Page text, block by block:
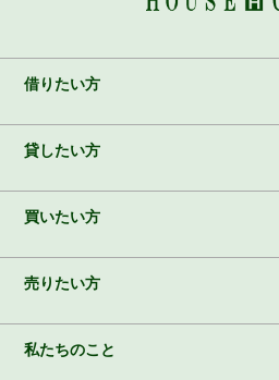
借りたい方
貸したい方
買いたい方
売りたい方
私たちのこと